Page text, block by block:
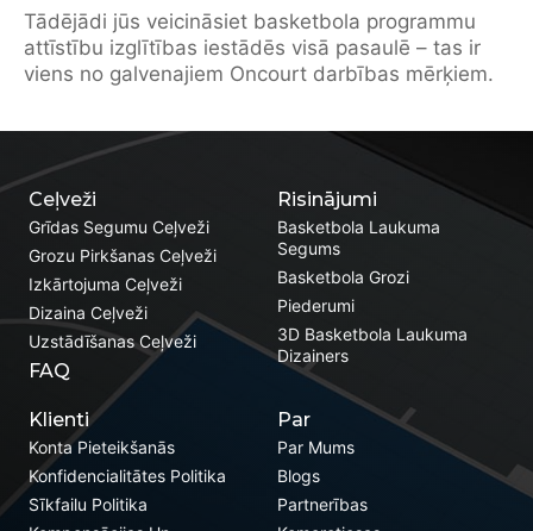
Tādējādi jūs veicināsiet basketbola programmu
attīstību izglītības iestādēs visā pasaulē – tas ir
viens no galvenajiem Oncourt darbības mērķiem.
Risinājumi
Basketbola Laukuma
Segums
Basketbola Grozi
Piederumi
3D Basketbola Laukuma
Dizainers
Ceļveži
Grīdas Segumu Ceļveži
Grozu Pirkšanas Ceļveži
Izkārtojuma Ceļveži
Dizaina Ceļveži
Uzstādīšanas Ceļveži
FAQ
Klienti
Konta Pieteikšanās
Konfidencialitātes Politika
Sīkfailu Politika
Par
Par Mums
Blogs
Partnerības